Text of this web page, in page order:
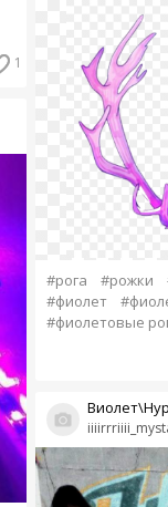
1
#рога #рожки
#фиолет
#фиолетовые